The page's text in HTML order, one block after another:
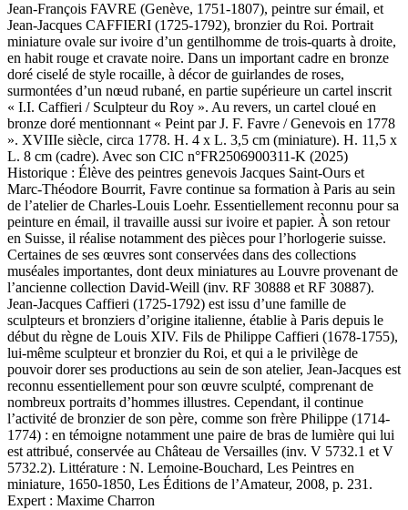
Jean-François FAVRE (Genève, 1751-1807), peintre sur émail, et
Jean-Jacques CAFFIERI (1725-1792), bronzier du Roi. Portrait
miniature ovale sur ivoire d’un gentilhomme de trois-quarts à droite,
en habit rouge et cravate noire. Dans un important cadre en bronze
doré ciselé de style rocaille, à décor de guirlandes de roses,
surmontées d’un nœud rubané, en partie supérieure un cartel inscrit
« I.I. Caffieri / Sculpteur du Roy ». Au revers, un cartel cloué en
bronze doré mentionnant « Peint par J. F. Favre / Genevois en 1778
». XVIIIe siècle, circa 1778. H. 4 x L. 3,5 cm (miniature). H. 11,5 x
L. 8 cm (cadre). Avec son CIC n°FR2506900311-K (2025)
Historique : Élève des peintres genevois Jacques Saint-Ours et
Marc-Théodore Bourrit, Favre continue sa formation à Paris au sein
de l’atelier de Charles-Louis Loehr. Essentiellement reconnu pour sa
peinture en émail, il travaille aussi sur ivoire et papier. À son retour
en Suisse, il réalise notamment des pièces pour l’horlogerie suisse.
Certaines de ses œuvres sont conservées dans des collections
muséales importantes, dont deux miniatures au Louvre provenant de
l’ancienne collection David-Weill (inv. RF 30888 et RF 30887).
Jean-Jacques Caffieri (1725-1792) est issu d’une famille de
sculpteurs et bronziers d’origine italienne, établie à Paris depuis le
début du règne de Louis XIV. Fils de Philippe Caffieri (1678-1755),
lui-même sculpteur et bronzier du Roi, et qui a le privilège de
pouvoir dorer ses productions au sein de son atelier, Jean-Jacques est
reconnu essentiellement pour son œuvre sculpté, comprenant de
nombreux portraits d’hommes illustres. Cependant, il continue
l’activité de bronzier de son père, comme son frère Philippe (1714-
1774) : en témoigne notamment une paire de bras de lumière qui lui
est attribué, conservée au Château de Versailles (inv. V 5732.1 et V
5732.2). Littérature : N. Lemoine-Bouchard, Les Peintres en
miniature, 1650-1850, Les Éditions de l’Amateur, 2008, p. 231.
Expert : Maxime Charron